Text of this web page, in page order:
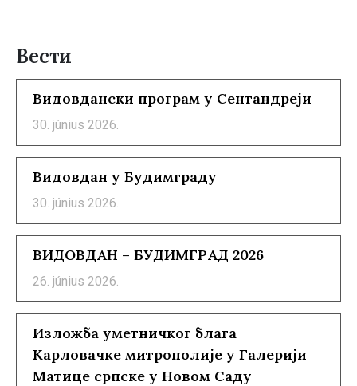
Вести
Видовдански програм у Сентандреји
30. június 2026.
Видовдан у Будимграду
30. június 2026.
ВИДОВДАН – БУДИМГРАД 2026
26. június 2026.
Изложба уметничког блага
Карловачке митрополије у Галерији
Матице српске у Новом Саду